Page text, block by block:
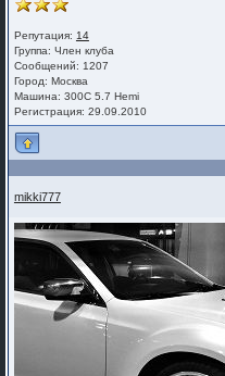
Репутация: 14
Группа: Член клуба
Сообщений: 1207
Город: Москва
Машина: 300C 5.7 Hemi
Регистрация: 29.09.2010
mikki777